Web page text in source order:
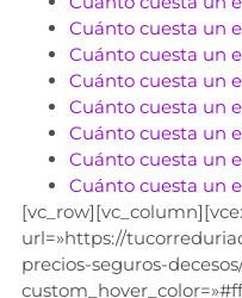
Cuánto cuesta un
Cuánto cuesta un
Cuánto cuesta un
Cuánto cuesta un
Cuánto cuesta un
Cuánto cuesta un
Cuánto cuesta un
url=»https://
precios-seguros-